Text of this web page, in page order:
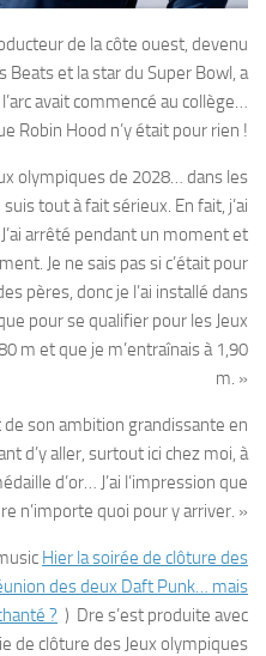
de la côte ouest, devenu
et la star du Super Bowl, a
avait commencé au collège…
Robin Hood n’y était pour rien !
olympiques de 2028… dans les
suis tout à fait sérieux. En fait, j’ai
arrêté pendant un moment et
Je ne sais pas si c’était pour
pères, donc je l’ai installé dans
pour se qualifier pour les Jeux
m et que je m’entraînais à 1,90
m. »
son ambition grandissante en
d’y aller, surtout ici chez moi, à
d’or… J’ai l’impression que
n’importe quoi pour y arriver. »
Hier la soirée de clôture des
des deux Daft Punk… mais
? ) Dre s’est produite avec
de clôture des Jeux olympiques